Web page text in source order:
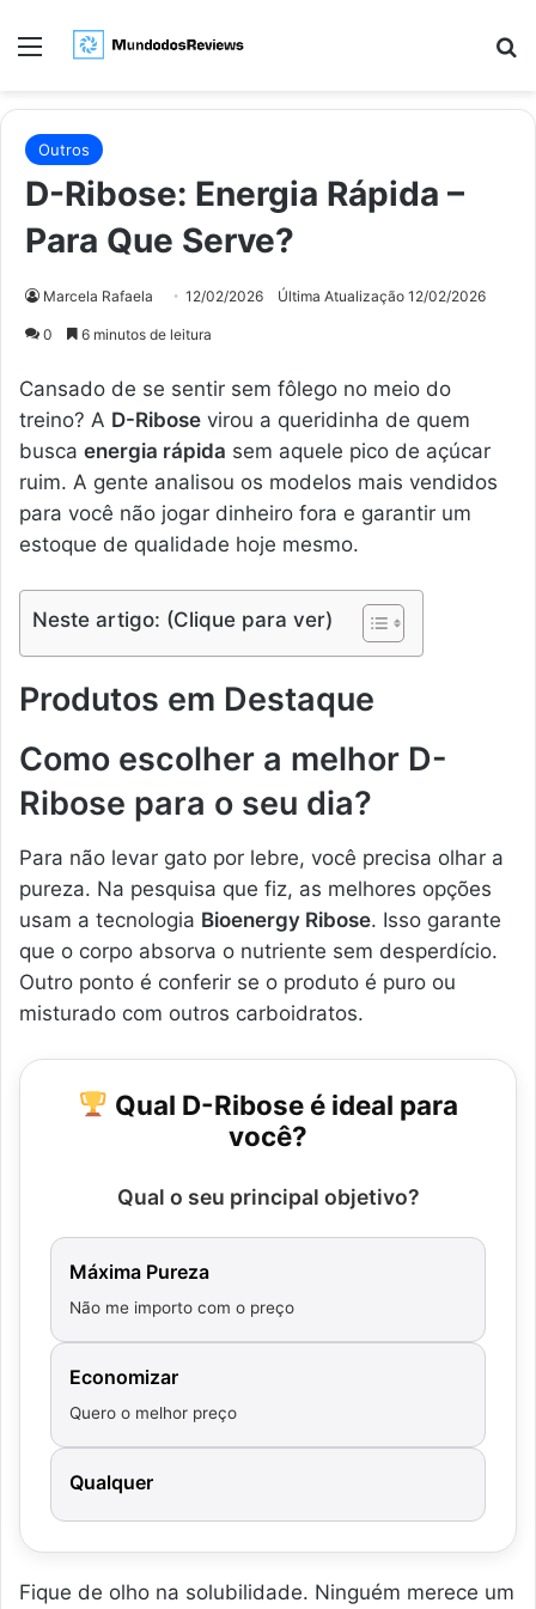
Menu
Outros
D-Ribose: Energia Rápida –
Para Que Serve?
Marcela Rafaela 12/02/2026 Última Atualização 12/02/2026
0 6 minutos de leitura
Cansado de se sentir sem fôlego no meio do
treino? A D-Ribose virou a queridinha de quem
busca energia rápida sem aquele pico de açúcar
ruim. A gente analisou os modelos mais vendidos
para você não jogar dinheiro fora e garantir um
estoque de qualidade hoje mesmo.
Neste artigo: (Clique para ver)
Produtos em Destaque
Como escolher a melhor D-
Ribose para o seu dia?
Para não levar gato por lebre, você precisa olhar a
pureza. Na pesquisa que fiz, as melhores opções
usam a tecnologia Bioenergy Ribose. Isso garante
que o corpo absorva o nutriente sem desperdício.
Outro ponto é conferir se o produto é puro ou
misturado com outros carboidratos.
Qual D-Ribose é ideal para
você?
Qual o seu principal objetivo?
Máxima Pureza
Não me importo com o preço
Economizar
Quero o melhor preço
Qualquer
Fique de olho na solubilidade. Ninguém merece um